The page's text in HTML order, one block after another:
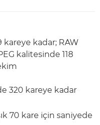
kareye kadar; RAW
kalitesinde 118
320 kareye kadar
70 kare için saniyede